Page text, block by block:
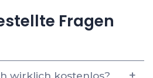
Fragen
wirklich kostenlos?